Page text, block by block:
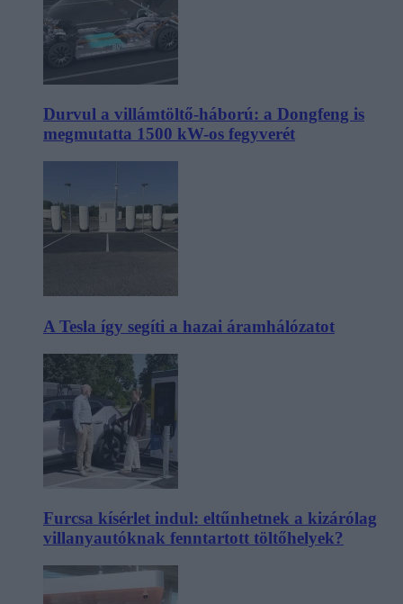
Durvul a villámtöltő-háború: a Dongfeng is
megmutatta 1500 kW-os fegyverét
A Tesla így segíti a hazai áramhálózatot
Furcsa kísérlet indul: eltűnhetnek a kizárólag
villanyautóknak fenntartott töltőhelyek?